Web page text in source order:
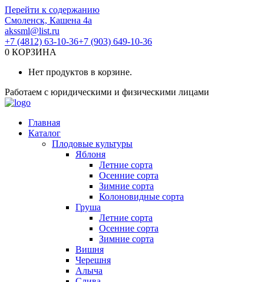
Перейти к содержанию
Смоленск, Кашена 4а
akssml@list.ru
+7 (4812) 63-10-36+7 (903) 649-10-36
0 КОРЗИНА
Нет продуктов в корзине.
Работаем с юридическими и физическими лицами
Главная
Каталог
Плодовые культуры
Яблоня
Летние сорта
Осенние сорта
Зимние сорта
Колоновидные сорта
Груша
Летние сорта
Осенние сорта
Зимние сорта
Вишня
Черешня
Алыча